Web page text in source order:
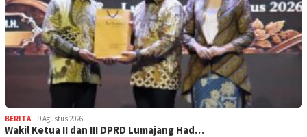
BERITA 9 Agustus 2026
Wakil Ketua II dan III DPRD Lumajang Had…